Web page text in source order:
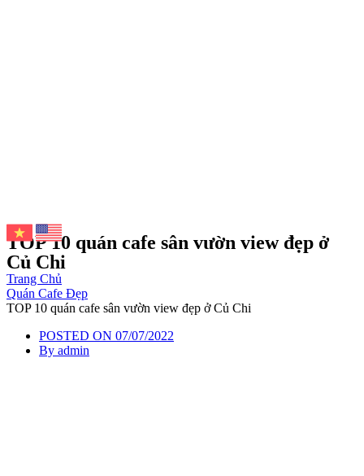
TOP 10 quán cafe sân vườn view đẹp ở
Củ Chi
Trang Chủ
Quán Cafe Đẹp
TOP 10 quán cafe sân vườn view đẹp ở Củ Chi
POSTED ON 07/07/2022
By admin